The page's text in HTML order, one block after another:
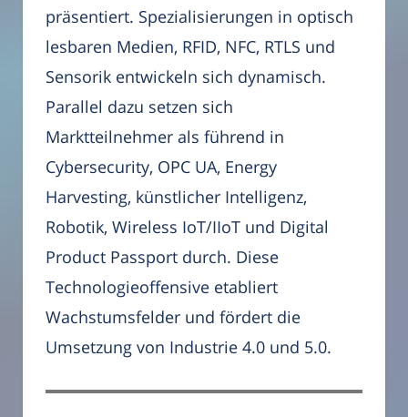
präsentiert. Spezialisierungen in optisch
lesbaren Medien, RFID, NFC, RTLS und
Sensorik entwickeln sich dynamisch.
Parallel dazu setzen sich
Marktteilnehmer als führend in
Cybersecurity, OPC UA, Energy
Harvesting, künstlicher Intelligenz,
Robotik, Wireless IoT/IIoT und Digital
Product Passport durch. Diese
Technologieoffensive etabliert
Wachstumsfelder und fördert die
Umsetzung von Industrie 4.0 und 5.0.